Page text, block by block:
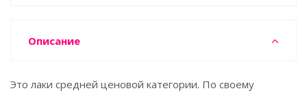
Описание
Это лаки средней ценовой категории. По своему